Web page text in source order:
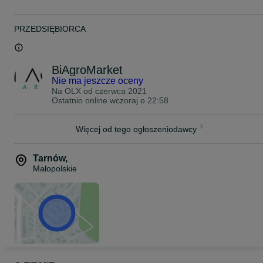
.
--- --- --- SPRZEDAŻ RATALNA --- --- ---
.
--- --- ---TRANSPORT NA TERENIE CAŁEGO KRAJU --- --- ---
- Ursus C-330 C330
- Ursus C-360 C360
- MF 235 MF235
- MF 255 F255
- T-25 T25 Ruski
W ofercie:
--- --- Kabiny bez błotników --- ---
--- --- Kabiny z błotnikami --- ---
PRZEDSIĘBIORCA
BiAgroMarket
Nie ma jeszcze oceny
Na OLX od czerwca 2021
Ostatnio online wczoraj o 22:58
Więcej od tego ogłoszeniodawcy
Tarnów,
Małopolskie